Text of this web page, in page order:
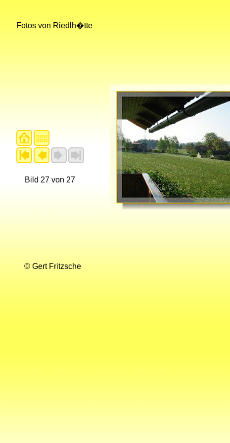
Fotos von Riedlh�tte
Bild 27 von 27
© Gert Fritzsche